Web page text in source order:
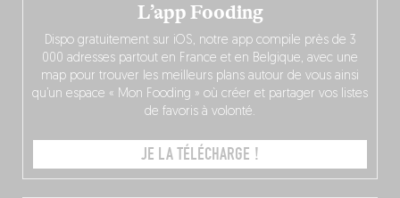
L’app Fooding
Dispo gratuitement sur iOS, notre app compile près de 3
000 adresses partout en France et en Belgique, avec une
map pour trouver les meilleurs plans autour de vous ainsi
qu’un espace « Mon Fooding » où créer et partager vos listes
de favoris à volonté.
JE LA TÉLÉCHARGE !